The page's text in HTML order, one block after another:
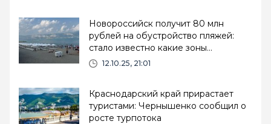
Новороссийск получит 80 млн
рублей на обустройство пляжей:
стало известно какие зоны
отремонтируют
12.10.25, 21:01
Краснодарский край прирастает
туристами: Чернышенко сообщил о
росте турпотока